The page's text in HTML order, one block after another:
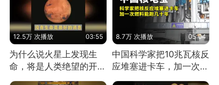
12.5万 次播放 03:55
为什么说火星上发现生
命，将是人类绝望的开
8.7万 次播放 05:04
中国科学家把10兆瓦核反
应堆塞进卡车，加一次燃